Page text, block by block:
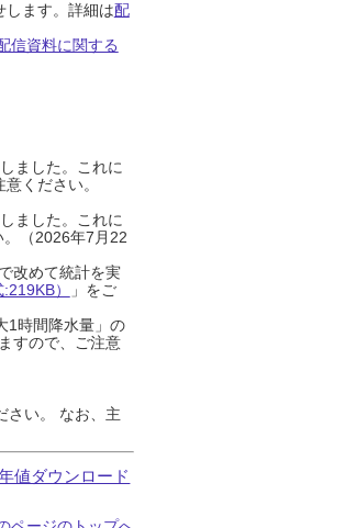
します。詳細は配
信資料に関する
ました。これに
ください。
ました。これに
（2026年7月22
改めて統計を実
）
」をご
1時間降水量」の
すので、ご注意
さい。 なお、主
値ダウンロード